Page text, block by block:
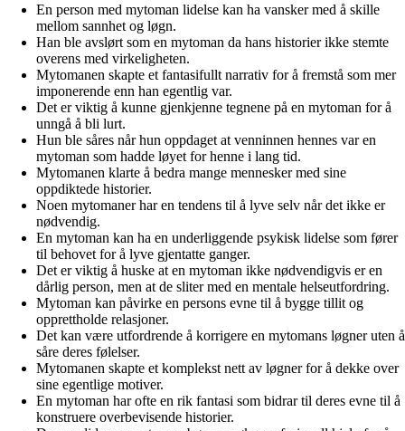
En person med mytoman lidelse kan ha vansker med å skille
mellom sannhet og løgn.
Han ble avslørt som en mytoman da hans historier ikke stemte
overens med virkeligheten.
Mytomanen skapte et fantasifullt narrativ for å fremstå som mer
imponerende enn han egentlig var.
Det er viktig å kunne gjenkjenne tegnene på en mytoman for å
unngå å bli lurt.
Hun ble såres når hun oppdaget at venninnen hennes var en
mytoman som hadde løyet for henne i lang tid.
Mytomanen klarte å bedra mange mennesker med sine
oppdiktede historier.
Noen mytomaner har en tendens til å lyve selv når det ikke er
nødvendig.
En mytoman kan ha en underliggende psykisk lidelse som fører
til behovet for å lyve gjentatte ganger.
Det er viktig å huske at en mytoman ikke nødvendigvis er en
dårlig person, men at de sliter med en mentale helseutfordring.
Mytoman kan påvirke en persons evne til å bygge tillit og
opprettholde relasjoner.
Det kan være utfordrende å korrigere en mytomans løgner uten å
såre deres følelser.
Mytomanen skapte et komplekst nett av løgner for å dekke over
sine egentlige motiver.
En mytoman har ofte en rik fantasi som bidrar til deres evne til å
konstruere overbevisende historier.